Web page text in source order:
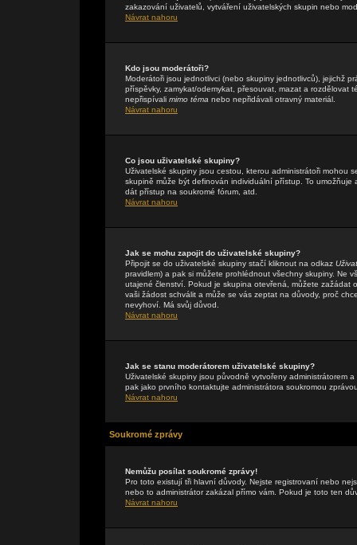
zakazování uživatelů, vytváření uživatelských skupin nebo
Návrat nahoru
Kdo jsou moderátoři?
Moderátoři jsou jednotlivci (nebo skupiny jednotlivců), jejichž
příspěvky, zamykat/odemykat, přesouvat, mazat a rozdělovat
nepřispívali mimo téma nebo nepřidávali otravný materiál.
Návrat nahoru
Co jsou uživatelské skupiny?
Uživatelské skupiny jsou cestou, kterou administrátoři mohou
skupině může být definován individuální přístup. To
dát přístup na soukromé fórum, atd.
Návrat nahoru
Jak se mohu zapojit do uživatelské skupiny?
Připojit se do uživatelské skupiny stačí kliknout na odkaz
pravidlem) a pak si můžete prohlédnout všechny skupiny. Ne
utajené členství. Pokud je skupina otevřená, můžete zažádat
vaši žádost schválit a může se vás zeptat na důvody, proč
nevyhoví. Má svůj důvod.
Návrat nahoru
Jak se stanu moderátorem uživatelské skupiny?
Uživatelské skupiny jsou původně vytvořeny administrátorem
pak jako prvního kontaktujte administrátora soukromou
Návrat nahoru
Soukromé zprávy
Nemůžu posílat soukromé zprávy!
Pro toto existují tři hlavní důvody. Nejste registrovaní nebo
nebo to administrátor zakázal přímo vám. Pokud je toto ten
Návrat nahoru